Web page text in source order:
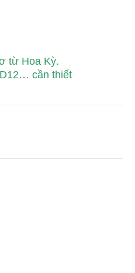
từ Hoa Kỳ.
cần thiết